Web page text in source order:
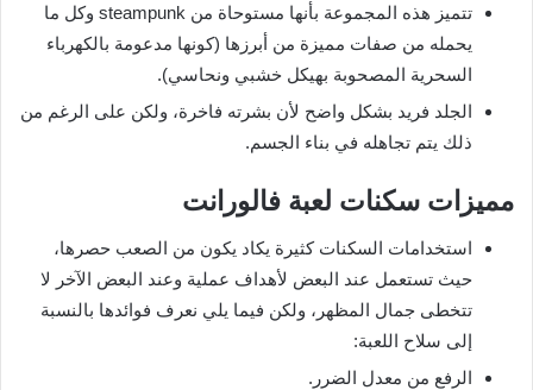
تتميز هذه المجموعة بأنها مستوحاة من steampunk وكل ما
يحمله من صفات مميزة من أبرزها (كونها مدعومة بالكهرباء
السحرية المصحوبة بهيكل خشبي ونحاسي).
الجلد فريد بشكل واضح لأن بشرته فاخرة، ولكن على الرغم من
ذلك يتم تجاهله في بناء الجسم.
مميزات سكنات لعبة فالورانت
استخدامات السكنات كثيرة يكاد يكون من الصعب حصرها،
حيث تستعمل عند البعض لأهداف عملية وعند البعض الآخر لا
تتخطى جمال المظهر، ولكن فيما يلي نعرف فوائدها بالنسبة
إلى سلاح اللعبة:
الرفع من معدل الضرر.